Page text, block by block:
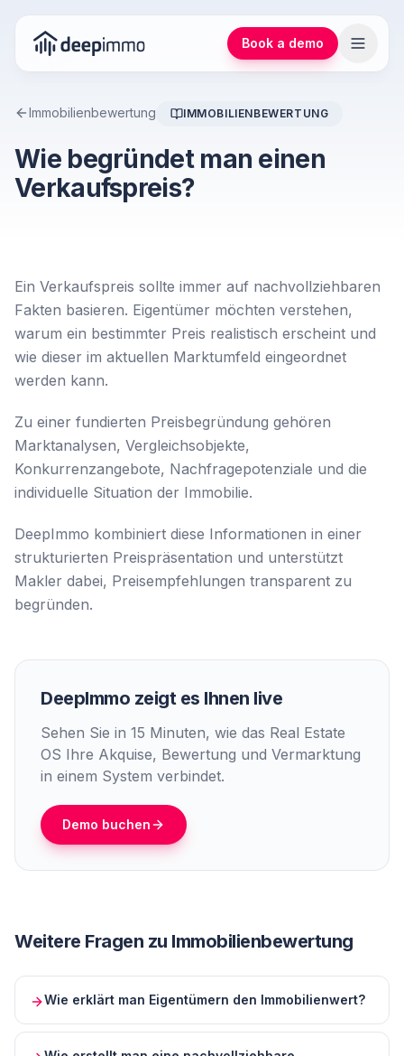
Book a demo
Immobilienbewertung IMMOBILIENBEWERTUNG
Wie begründet man einen
Verkaufspreis?
Ein Verkaufspreis sollte immer auf nachvollziehbaren
Fakten basieren. Eigentümer möchten verstehen,
warum ein bestimmter Preis realistisch erscheint und
wie dieser im aktuellen Marktumfeld eingeordnet
werden kann.
Zu einer fundierten Preisbegründung gehören
Marktanalysen, Vergleichsobjekte,
Konkurrenzangebote, Nachfragepotenziale und die
individuelle Situation der Immobilie.
DeepImmo kombiniert diese Informationen in einer
strukturierten Preispräsentation und unterstützt
Makler dabei, Preisempfehlungen transparent zu
begründen.
DeepImmo zeigt es Ihnen live
Sehen Sie in 15 Minuten, wie das Real Estate
OS Ihre Akquise, Bewertung und Vermarktung
in einem System verbindet.
Demo buchen
Weitere Fragen zu Immobilienbewertung
Wie erklärt man Eigentümern den Immobilienwert?